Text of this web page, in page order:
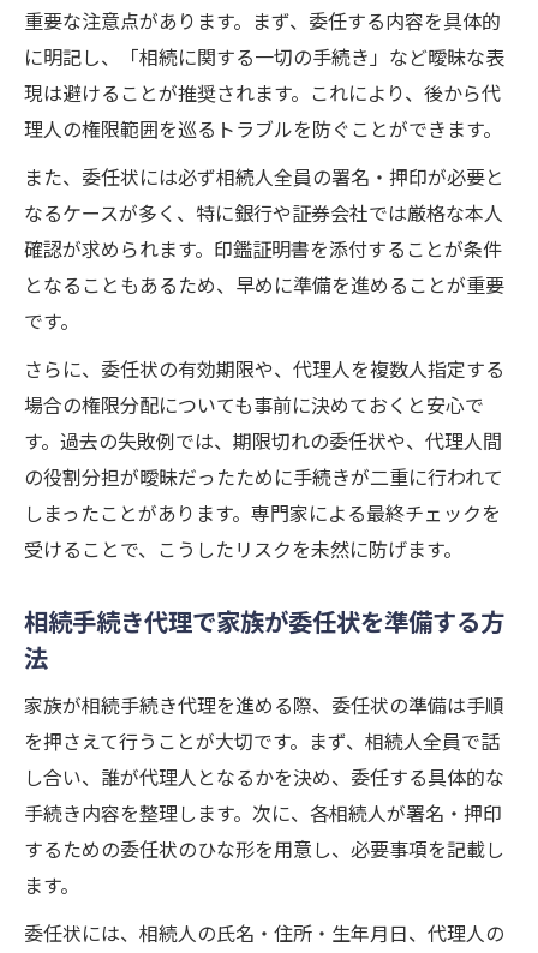
重要な注意点があります。まず、委任する内容を具体的
に明記し、「相続に関する一切の手続き」など曖昧な表
現は避けることが推奨されます。これにより、後から代
理人の権限範囲を巡るトラブルを防ぐことができます。
また、委任状には必ず相続人全員の署名・押印が必要と
なるケースが多く、特に銀行や証券会社では厳格な本人
確認が求められます。印鑑証明書を添付することが条件
となることもあるため、早めに準備を進めることが重要
です。
さらに、委任状の有効期限や、代理人を複数人指定する
場合の権限分配についても事前に決めておくと安心で
す。過去の失敗例では、期限切れの委任状や、代理人間
の役割分担が曖昧だったために手続きが二重に行われて
しまったことがあります。専門家による最終チェックを
受けることで、こうしたリスクを未然に防げます。
相続手続き代理で家族が委任状を準備する方
法
家族が相続手続き代理を進める際、委任状の準備は手順
を押さえて行うことが大切です。まず、相続人全員で話
し合い、誰が代理人となるかを決め、委任する具体的な
手続き内容を整理します。次に、各相続人が署名・押印
するための委任状のひな形を用意し、必要事項を記載し
ます。
委任状には、相続人の氏名・住所・生年月日、代理人の